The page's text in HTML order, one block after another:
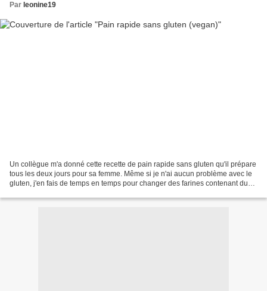
Par leonine19
Un collègue m'a donné cette recette de pain rapide sans gluten qu'il prépare
tous les deux jours pour sa femme. Même si je n'ai aucun problème avec le
gluten, j'en fais de temps en temps pour changer des farines contenant du